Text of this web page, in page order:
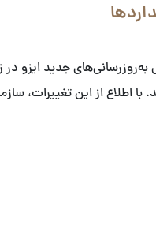
ایمنی و بهداشت شغلی (ایزو ۴۵۰۰۱) و امنیت اطلاعات